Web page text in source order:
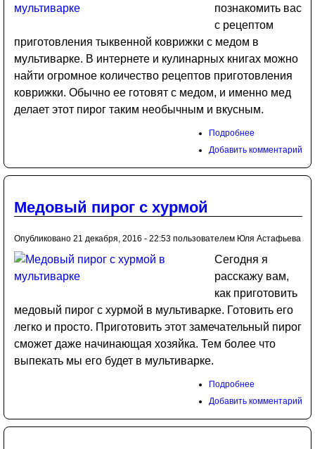
познакомить вас
с рецептом
приготовления тыквенной коврижки с медом в
мультиварке. В интернете и кулинарных книгах можно
найти огромное количество рецептов приготовления
коврижки. Обычно ее готовят с медом, и именно мед
делает этот пирог таким необычным и вкусным.
Подробнее
Добавить комментарий
Медовый пирог с хурмой
Опубликовано 21 декабря, 2016 - 22:53 пользователем Юля Астафьева
Сегодня я
расскажу вам,
как приготовить
медовый пирог с хурмой в мультиварке. Готовить его
легко и просто. Приготовить этот замечательный пирог
сможет даже начинающая хозяйка. Тем более что
выпекать мы его будет в мультиварке.
Подробнее
Добавить комментарий